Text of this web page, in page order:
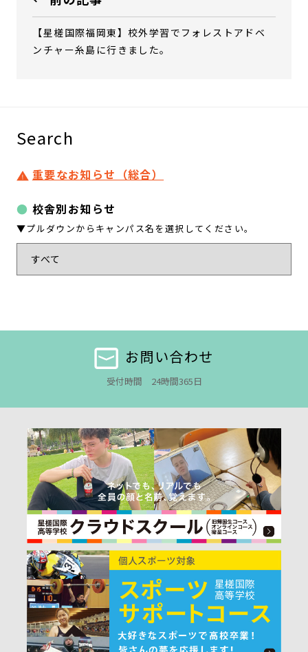
【星槎国際福岡東】校外学習でフォレストアドベ
ンチャー糸島に行きました。
Search
重要なお知らせ（総合）
校舎別お知らせ
▼プルダウンからキャンパス名を選択してください。
お問い合わせ
受付時間 24時間365日